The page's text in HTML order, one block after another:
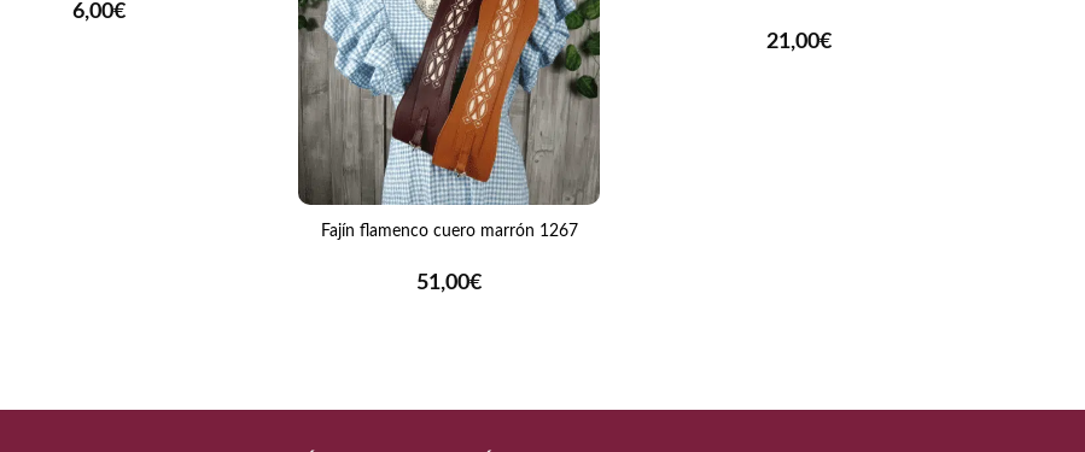
6,00€
Fajín flamenco cuero marrón 1267
51,00€
21,00€